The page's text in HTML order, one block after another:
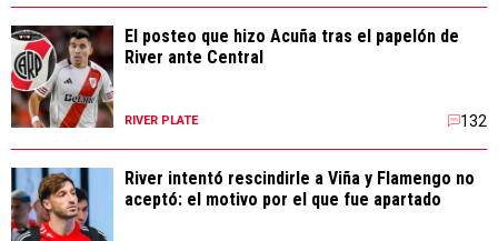
El posteo que hizo Acuña tras el papelón de
River ante Central
RIVER PLATE 132
River intentó rescindirle a Viña y Flamengo no
aceptó: el motivo por el que fue apartado